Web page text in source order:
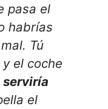
pasa el
habrías
Tú
el coche
serviría
el